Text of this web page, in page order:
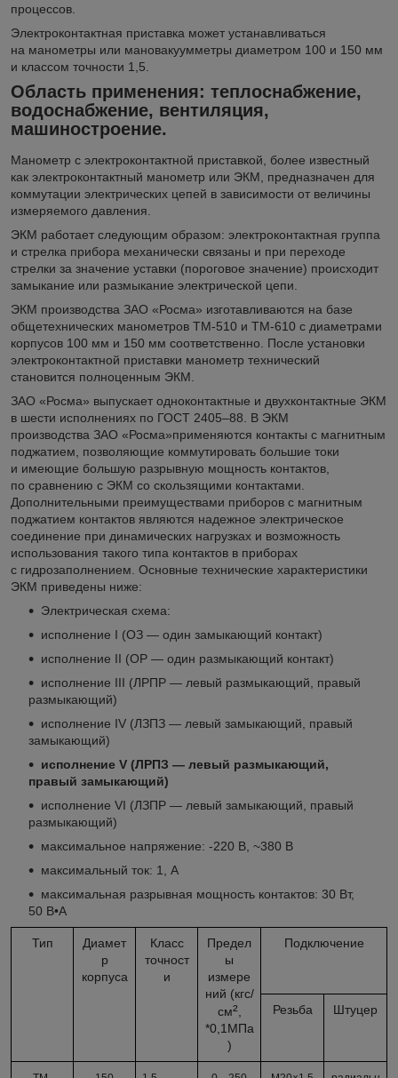
процессов.
Электроконтактная приставка может устанавливаться
на манометры или мановакуумметры диаметром 100 и 150 мм
и классом точности 1,5.
Область применения: теплоснабжение,
водоснабжение, вентиляция,
машиностроение.
Манометр с электроконтактной приставкой, более известный
как электроконтактный манометр или ЭКМ, предназначен для
коммутации электрических цепей в зависимости от величины
измеряемого давления.
ЭКМ работает следующим образом: электроконтактная группа
и стрелка прибора механически связаны и при переходе
стрелки за значение уставки (пороговое значение) происходит
замыкание или размыкание электрической цепи.
ЭКМ производства ЗАО «Росма» изготавливаются на базе
общетехнических манометров ТМ-510 и ТМ-610 с диаметрами
корпусов 100 мм и 150 мм соответственно. После установки
электроконтактной приставки манометр технический
становится полноценным ЭКМ.
ЗАО «Росма» выпускает одноконтактные и двухконтактные ЭКМ
в шести исполнениях по ГОСТ 2405–88. В ЭКМ
производства ЗАО «Росма»применяются контакты с магнитным
поджатием, позволяющие коммутировать большие токи
и имеющие большую разрывную мощность контактов,
по сравнению с ЭКМ со скользящими контактами.
Дополнительными преимуществами приборов с магнитным
поджатием контактов являются надежное электрическое
соединение при динамических нагрузках и возможность
использования такого типа контактов в приборах
с гидрозаполнением. Основные технические характеристики
ЭКМ приведены ниже:
Электрическая схема:
исполнение I (ОЗ — один замыкающий контакт)
исполнение II (ОР — один размыкающий контакт)
исполнение III (ЛРПР — левый размыкающий, правый
размыкающий)
исполнение IV (ЛЗПЗ — левый замыкающий, правый
замыкающий)
исполнение V (ЛРПЗ — левый размыкающий,
правый замыкающий)
исполнение VI (ЛЗПР — левый замыкающий, правый
размыкающий)
максимальное напряжение: -220 В, ~380 В
максимальный ток: 1, А
максимальная разрывная мощность контактов: 30 Вт,
50 В•А
Тип
Диамет
р
корпуса
Класс
точност
и
Предел
ы
измере
ний (кгс/
см²,
*0,1МПа
)
Подключение
Резьба Штуцер